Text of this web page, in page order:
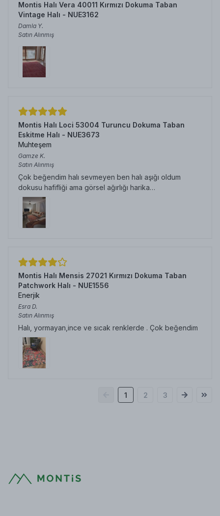
Montis Halı Vera 40011 Kırmızı Dokuma Taban
Vintage Halı - NUE3162
Damla Y.
Satın Alınmış
Montis Halı Loci 53004 Turuncu Dokuma Taban
Eskitme Halı - NUE3673
Muhteşem
Gamze K.
Satın Alınmış
Çok beğendim halı sevmeyen ben halı aşığı oldum
dokusu hafifliği ama görsel ağırlığı harika…
Montis Halı Mensis 27021 Kırmızı Dokuma Taban
Patchwork Halı - NUE1556
Enerjik
Esra D.
Satın Alınmış
Halı, yormayan,ince ve sıcak renklerde . Çok beğendim
1 2 3